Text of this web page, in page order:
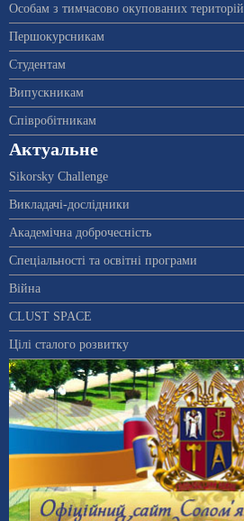
Особам з тимчасово окупованих територій
Першокурсникам
Студентам
Випускникам
Співробітникам
Актуальне
Sikorsky Challenge
Викладачі-дослідники
Академічна доброчесність
Спеціальності та освітні програми
Війна
CLUST SPACE
Цілі сталого розвитку